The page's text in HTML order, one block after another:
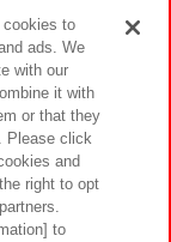
FES 2026
コーデ くりっぴぃ ぬ
2週～登場
cookies to
ads. We
with our
it with
or that they
Please click
and
right to opt
to